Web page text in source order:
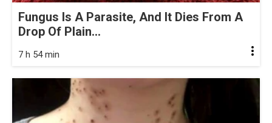
Fungus Is A Parasite, And It Dies From A
Drop Of Plain...
7 h 54 min